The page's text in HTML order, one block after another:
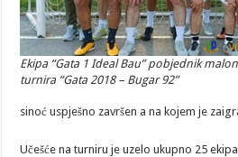
Ekipa “Gata 1 Ideal Bau” pobjednik
turnira “Gata 2018 – Bugar 92”
sinoć uspješno završen a na kojem je
Učešće na turniru je uzelo ukupno 25